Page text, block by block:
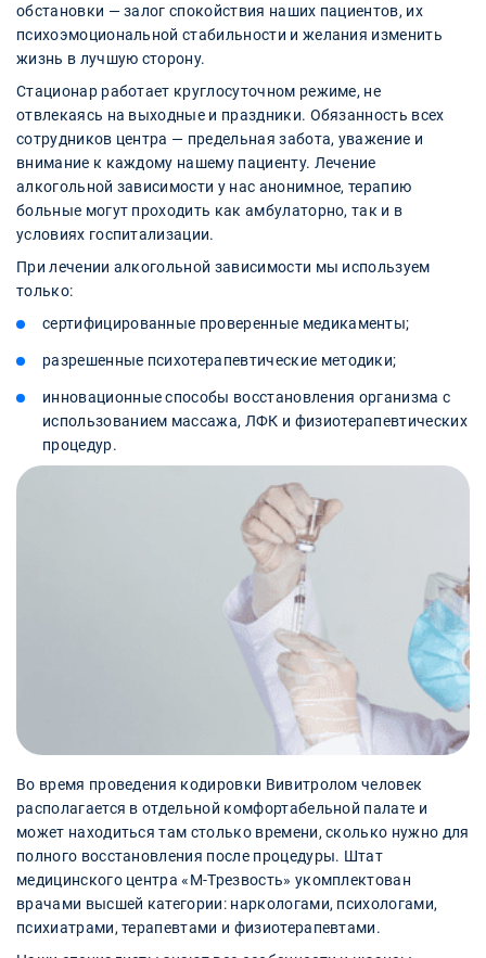
обстановки — залог спокойствия наших пациентов, их
психоэмоциональной стабильности и желания изменить
жизнь в лучшую сторону.
Стационар работает круглосуточном режиме, не
отвлекаясь на выходные и праздники. Обязанность всех
сотрудников центра — предельная забота, уважение и
внимание к каждому нашему пациенту. Лечение
алкогольной зависимости у нас анонимное, терапию
больные могут проходить как амбулаторно, так и в
условиях госпитализации.
При лечении алкогольной зависимости мы используем
только:
сертифицированные проверенные медикаменты;
разрешенные психотерапевтические методики;
инновационные способы восстановления организма с
использованием массажа, ЛФК и физиотерапевтических
процедур.
Во время проведения кодировки Вивитролом человек
располагается в отдельной комфортабельной палате и
может находиться там столько времени, сколько нужно для
полного восстановления после процедуры. Штат
медицинского центра «М-Трезвость» укомплектован
врачами высшей категории: наркологами, психологами,
психиатрами, терапевтами и физиотерапевтами.